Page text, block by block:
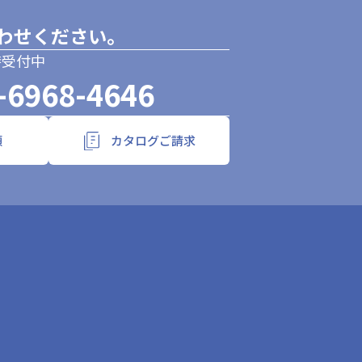
ください。
付中
4646
カタログご請求